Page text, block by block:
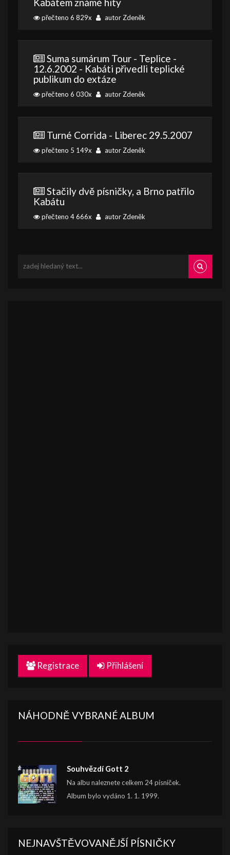
přečteno 6 829x autor Zdeněk
Suma sumárum Tour - Teplice -
12.6.2002 - Kabáti přivedli teplické
publikum do extáze
přečteno 6 030x autor Zdeněk
Turné Corrida - Liberec 29.5.2007
přečteno 5 149x autor Zdeněk
Stačily dvě písničky, a Brno patřilo
Kabátu
přečteno 4 666x autor Zdeněk
Registrace Přihlášení
NÁHODNĚ VYBRANÉ ALBUM
Souhvězdí Gott 2
Na albu naleznete celkem 24 písniček.
Album bylo vydáno 1. 1. 1999.
NEJNAVŠTĚVOVANĚJŠÍ PÍSNIČKY